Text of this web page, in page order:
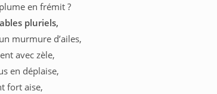
en frémit ?
pluriels,
murmure d’ailes,
avec zèle,
en déplaise,
fort aise,